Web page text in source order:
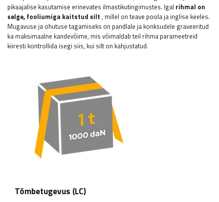
pikaajalise kasutamise erinevates ilmastikutingimustes. Igal rihmal on
selge, fooliumiga kaitstud silt , millel on teave poola ja inglise keeles.
Mugavuse ja ohutuse tagamiseks on pandlale ja konksudele graveeritud
ka maksimaalne kandevõime, mis võimaldab teil rihma parameetreid
kiiresti kontrollida isegi siis, kui silt on kahjustatud.
Tõmbetugevus (LC)